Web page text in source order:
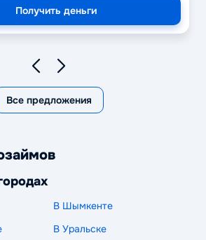
Получить деньги
Все предложения
В Шымкенте
В Уральске